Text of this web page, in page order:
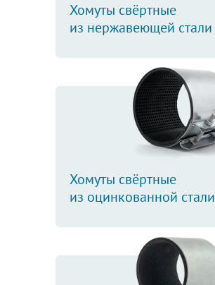
Хомуты свёртные
из нержавеющей стали
Хомуты свёртные
из оцинкованной стали